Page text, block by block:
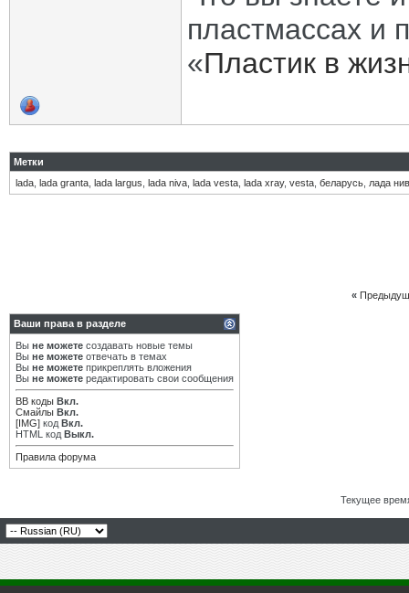
пластмассах и
«Пластик в
Метки
lada lada granta lada largus lada niva lada vesta lada xray, vesta беларусь лада
«
Ваши права в разделе
Вы не можете создавать новые темы
Вы не можете отвечать в темах
Вы не можете прикреплять вложения
Вы не можете редактировать свои сообщения
BB коды Вкл.
Смайлы Вкл.
[IMG] код Вкл.
HTML код Выкл.
Правила форума
Текущее